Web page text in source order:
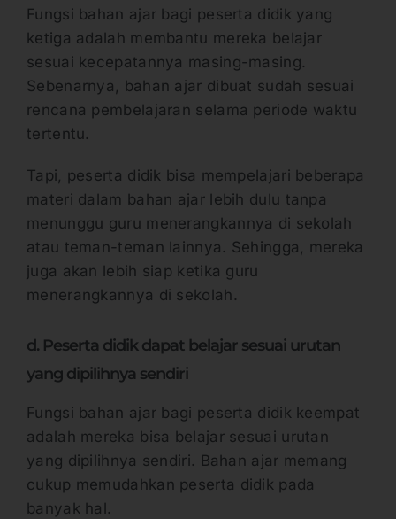
Fungsi bahan ajar bagi peserta didik yang
ketiga adalah membantu mereka belajar
sesuai kecepatannya masing-masing.
Sebenarnya, bahan ajar dibuat sudah sesuai
rencana pembelajaran selama periode waktu
tertentu.
Tapi, peserta didik bisa mempelajari beberapa
materi dalam bahan ajar lebih dulu tanpa
menunggu guru menerangkannya di sekolah
atau teman-teman lainnya. Sehingga, mereka
juga akan lebih siap ketika guru
menerangkannya di sekolah.
d. Peserta didik dapat belajar sesuai urutan
yang dipilihnya sendiri
Fungsi bahan ajar bagi peserta didik keempat
adalah mereka bisa belajar sesuai urutan
yang dipilihnya sendiri. Bahan ajar memang
cukup memudahkan peserta didik pada
banyak hal.